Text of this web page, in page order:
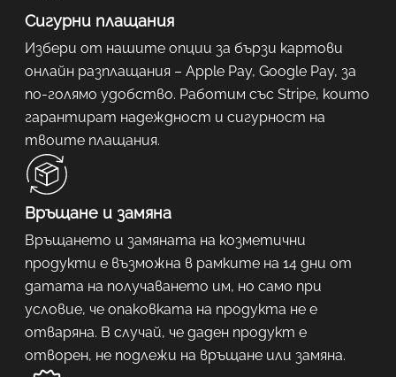
Сигурни плащания
Избери от нашите опции за бързи картови
онлайн разплащания – Apple Pay, Google Pay, за
по-голямо удобство. Работим със Stripe, които
гарантират надеждност и сигурност на
твоите плащания.
Връщане и замяна
Връщането и замяната на козметични
продукти е възможна в рамките на 14 дни от
датата на получаването им, но само при
условие, че опаковката на продукта не е
отваряна. В случай, че даден продукт е
отворен, не подлежи на връщане или замяна.